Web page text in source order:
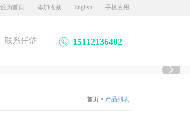
设为首页 添加收藏 English 手机应用
联系仟岱 15112136402

首页 > 产品列表